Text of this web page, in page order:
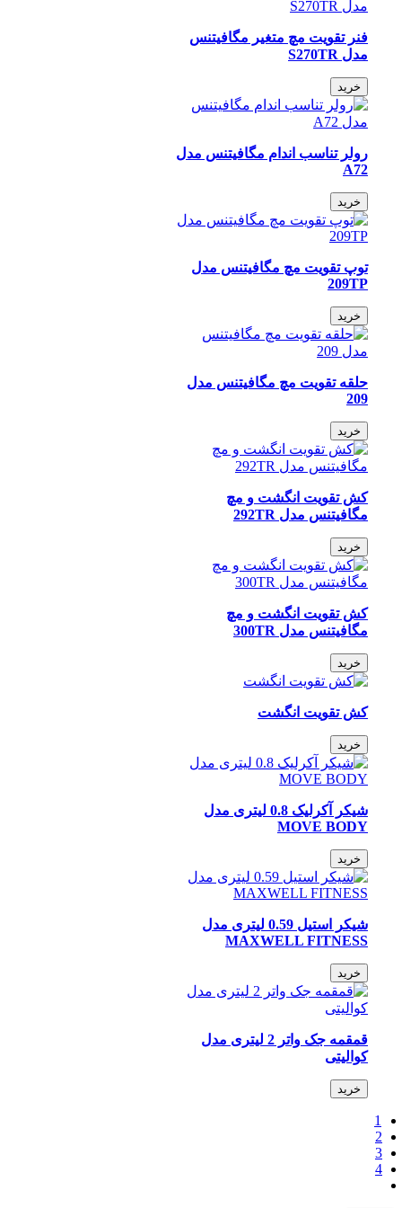
فنر تقویت مچ متغیر مگافیتنس
رولر تناسب اندام مگافیتنس مدل
توپ تقویت مچ مگافیتنس مدل
209TP
حلقه تقویت مچ مگافیتنس مدل
کش تقویت انگشت و مچ
مگافیتنس مدل 292TR
کش تقویت انگشت و مچ
مگافیتنس مدل 300TR
کش تقویت انگشت
شیکر آکرلیک 0.8 لیتری مدل
MOVE BODY
شیکر استیل 0.59 لیتری مدل
MAXWELL FITNESS
قمقمه جک واتر 2 لیتری مدل
کوالیتی